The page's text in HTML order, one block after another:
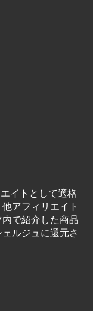
イトとして適格
アフィリエイト
で紹介した商品
ルジュに還元さ